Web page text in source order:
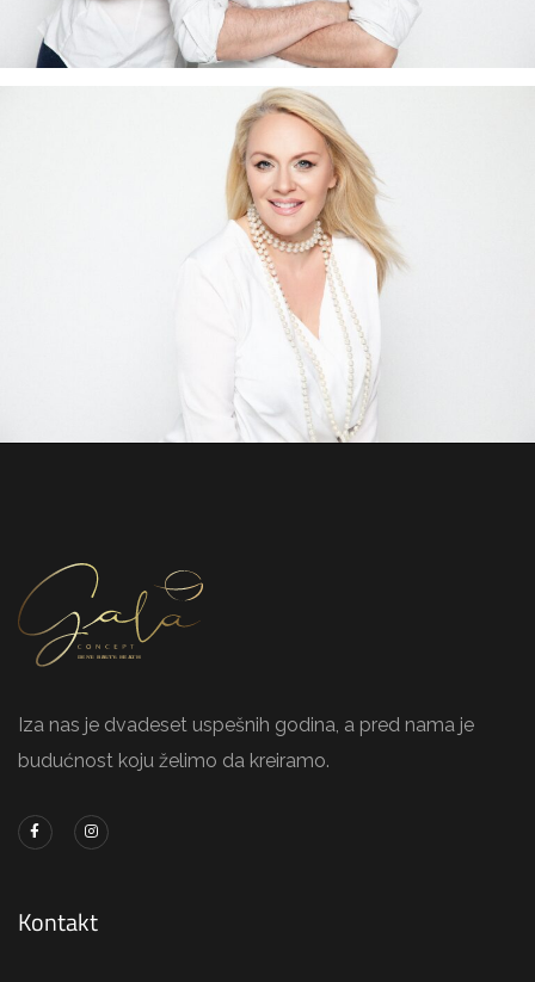
Iza nas je dvadeset uspešnih godina, a pred nama je
budućnost koju želimo da kreiramo.
Kontakt